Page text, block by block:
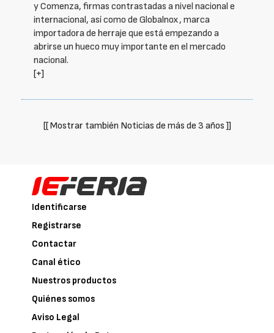
y Comenza, firmas contrastadas a nivel nacional e
internacional, así como de Globalnox, marca
importadora de herraje que está empezando a
abrirse un hueco muy importante en el mercado
nacional.
[+]
[[ Mostrar también Noticias de más de 3 años ]]
Identificarse
Registrarse
Contactar
Canal ético
Nuestros productos
Quiénes somos
Aviso Legal